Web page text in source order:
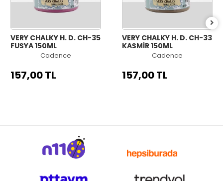
VERY CHALKY H. D. CH-35
FUŞYA 150ML
Cadence
157,00 TL
VERY CHALKY H. D. CH-33
KAŞMİR 150ML
Cadence
157,00 TL